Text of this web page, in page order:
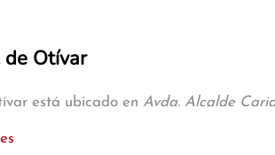
de Otívar
está ubicado en Avda. Alcalde